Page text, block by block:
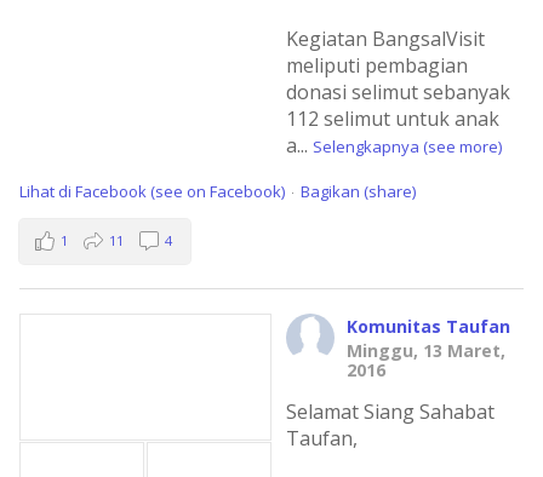
Kegiatan BangsalVisit
meliputi pembagian
donasi selimut sebanyak
112 selimut untuk anak
a... Selengkapnya (see more)
Lihat di Facebook (see on Facebook) · Bagikan (share)
1 11 4
Komunitas Taufan
Minggu, 13 Maret,
2016
Selamat Siang Sahabat
Taufan,